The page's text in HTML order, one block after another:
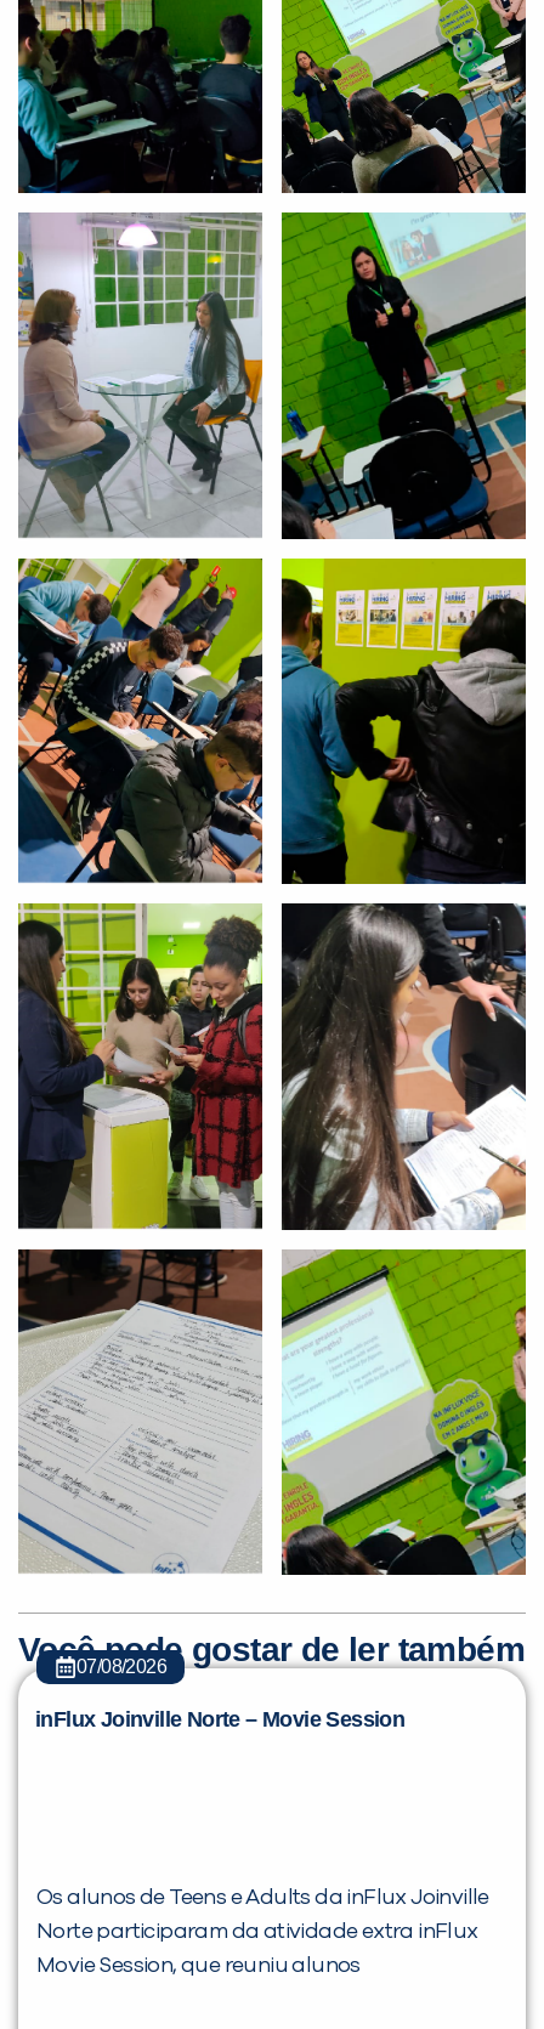
Você pode gostar de ler também
07/08/2026
inFlux Joinville Norte – Movie Session
Os alunos de Teens e Adults da inFlux Joinville
Norte participaram da atividade extra inFlux
Movie Session, que reuniu alunos
Você é aluno inFlux?
Sim Não
VOLTAR